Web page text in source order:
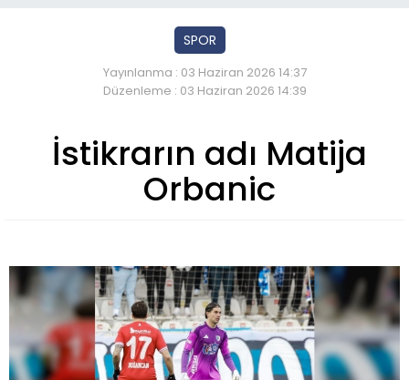
SPOR
Yayınlanma : 03 Haziran 2026 14:37
Düzenleme : 03 Haziran 2026 14:39
İstikrarın adı Matija
Orbanic